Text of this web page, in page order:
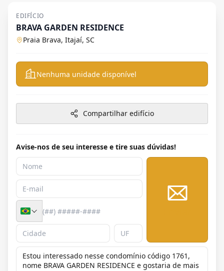
EDIFÍCIO
BRAVA GARDEN RESIDENCE
Praia Brava, Itajaí, SC
Nenhuma unidade disponível
Compartilhar edifício
Avise-nos de seu interesse e tire suas dúvidas!